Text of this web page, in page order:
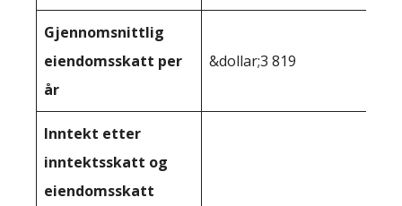
Gjennomsnittlig
eiendomsskatt per
år
&dollar;3 819
Inntekt etter
inntektsskatt og
eiendomsskatt